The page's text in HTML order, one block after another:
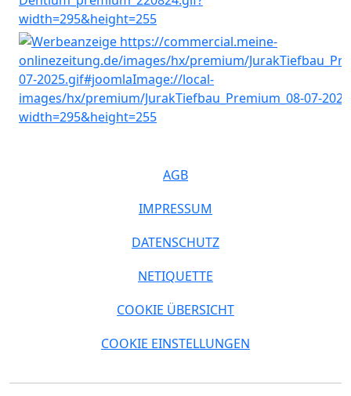
AGB
IMPRESSUM
DATENSCHUTZ
NETIQUETTE
COOKIE ÜBERSICHT
COOKIE EINSTELLUNGEN